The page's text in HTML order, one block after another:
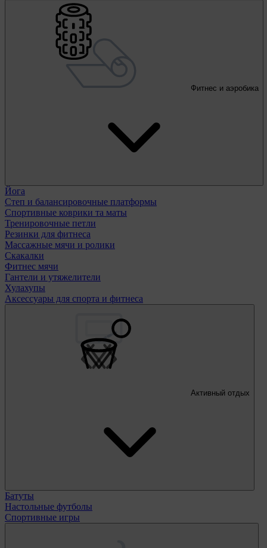
Фитнес и аэробика
Йога
Степ и балансировочные платформы
Спортивные коврики та маты
Тренировочные петли
Резинки для фитнеса
Массажные мячи и ролики
Скакалки
Фитнес мячи
Гантели и утяжелители
Хулахупы
Аксессуары для спорта и фитнеса
Активный отдых
Батуты
Настольные футболы
Спортивные игры